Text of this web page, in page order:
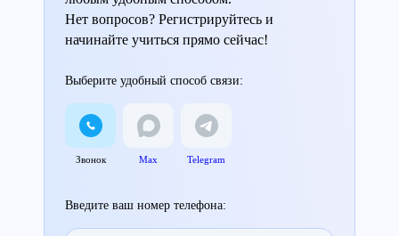
Нет вопросов? Регистрируйтесь и
начинайте учиться прямо сейчас!
Выберите удобный способ связи:
Звонок Max Telegram
Введите ваш номер телефона: